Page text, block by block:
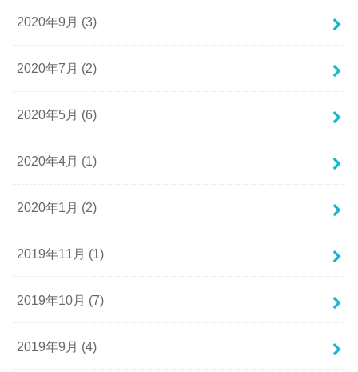
2020年9月 (3)
2020年7月 (2)
2020年5月 (6)
2020年4月 (1)
2020年1月 (2)
2019年11月 (1)
2019年10月 (7)
2019年9月 (4)